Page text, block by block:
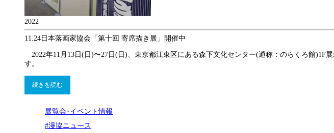
2022
11.24 日本落画家協会「第十回 寄席描き展」開催中
2022年11月13日(日)〜27日(日)、東京都江東区にある森下文化センター(通称：のらくろ館)1F
す。
続きを読む
展覧会･イベント情報
#漫協ニュース